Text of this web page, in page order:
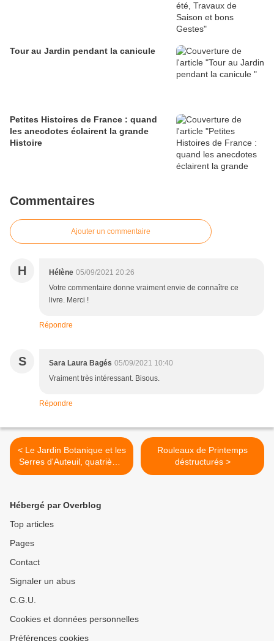
Tour au Jardin pendant la canicule
Petites Histoires de France : quand
les anecdotes éclairent la grande
Histoire
Commentaires
Ajouter un commentaire
H Hélène 05/09/2021 20:26
Votre commentaire donne vraiment envie de connaître ce
livre. Merci !
Répondre
S Sara Laura Bagés 05/09/2021 10:40
Vraiment très intéressant. Bisous.
Répondre
< Le Jardin Botanique et les
Serres d'Auteuil, quatrième
partie
Rouleaux de Printemps
déstructurés >
Hébergé par Overblog
Top articles
Pages
Contact
Signaler un abus
C.G.U.
Cookies et données personnelles
Préférences cookies